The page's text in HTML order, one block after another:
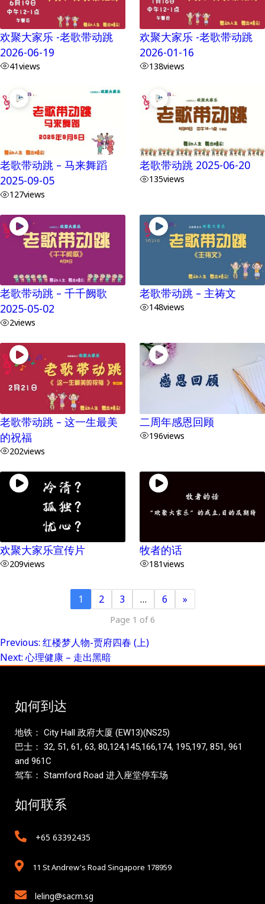
欢聚大家乐 -老歌带动跳
2026-06-19
41views
欢聚大家乐 -老歌带动跳
2026-01-16
138views
老歌带动跳 – 马来舞蹈
2025-09-05
127views
老歌带动跳 2025-06-20
135views
老歌带动跳 – 千千阙歌
2025-05-02
2views
老歌带动跳 – 主祷文
148views
老歌带动跳 – 这一生最美
的祝福
202views
二周年感恩回顾
196views
欢聚大家乐宣传片
209views
牧者的话
181views
1 2 3 … 6 »
Page 1 of 6
Post
Previous: 红楼梦人物-贾府四春 (上)
Next: 心理健康 – 走出黑暗
如何到达
地铁： City Hall 政府大厦 (EW13)(NS25)
巴士： 32, 51, 61, 63, 80,124,145,166,174, 195,197, 851, 961
and 961C
驾车： Stamford Road 进入座堂停车场
如何联系
+65 63392435
11 St Andrew's Road Singapore 178959
leling@sacm.sg